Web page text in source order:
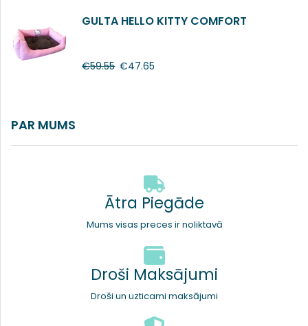
GULTA HELLO KITTY COMFORT
€59.55 €47.65
PAR MUMS
Ātra Piegāde
Mums visas preces ir noliktavā
Droši Maksājumi
Droši un uzticami maksājumi